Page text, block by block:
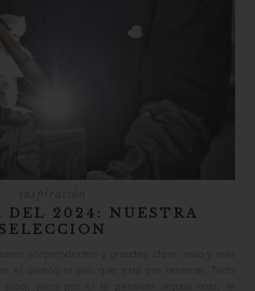
DEL 2024: NUESTRA
SELECCION